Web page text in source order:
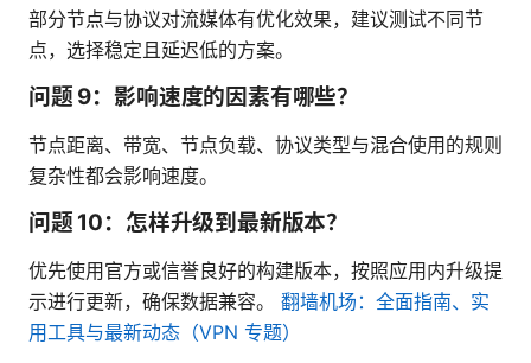
部分节点与协议对流媒体有优化效果，建议测试不同节
点，选择稳定且延迟低的方案。
问题 9：影响速度的因素有哪些？
节点距离、带宽、节点负载、协议类型与混合使用的规则
复杂性都会影响速度。
问题 10：怎样升级到最新版本？
优先使用官方或信誉良好的构建版本，按照应用内升级提
示进行更新，确保数据兼容。 翻墙机场：全面指南、实
用工具与最新动态（VPN 专题）